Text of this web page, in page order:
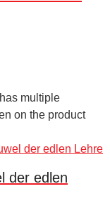
multiple
on the product
der edlen